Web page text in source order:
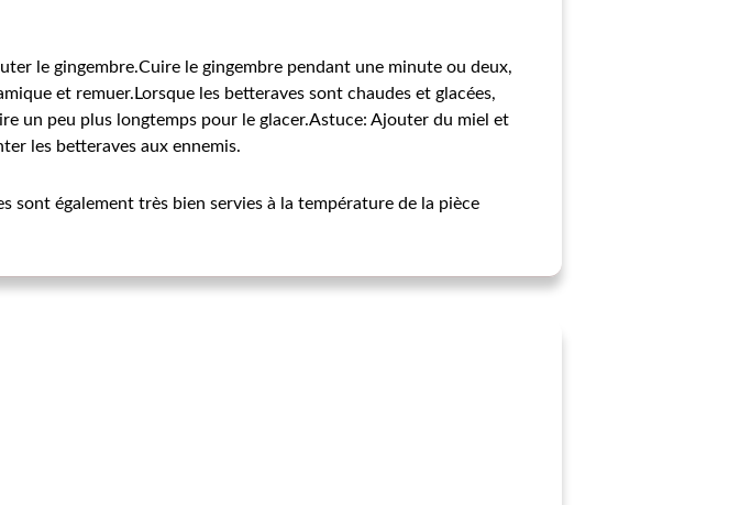
le gingembre.Cuire le gingembre pendant une minute ou deux,
et remuer.Lorsque les betteraves sont chaudes et glacées,
un peu plus longtemps pour le glacer.Astuce: Ajouter du miel et
les betteraves aux ennemis.
sont également très bien servies à la température de la pièce